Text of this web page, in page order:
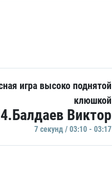
игра высоко поднятой
клюшкой
Виктор
7 секунд / 03:10 - 03:17